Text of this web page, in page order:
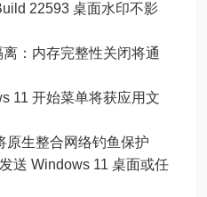
22593 桌面水印不影
：内存完整性关闭将通
11 开始菜单将获应用文
原生整合网络钓鱼保护
送 Windows 11 桌面或任